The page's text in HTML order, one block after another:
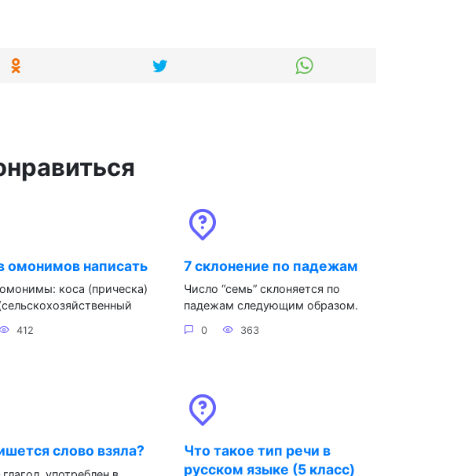
омонимов написать
коса (прическа)
412
7 склонение по падежам
Число “семь” склоняется по
падежам следующим образом.
0 363
слово взяла?
Что такое тип речи в
русском языке (5 класс)